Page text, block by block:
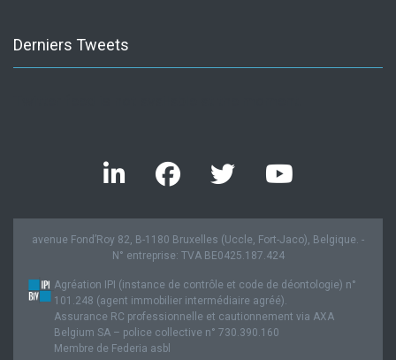
Derniers Tweets
avenue Fond’Roy 82, B-1180 Bruxelles (Uccle, Fort-Jaco), Belgique. -
N° entreprise: TVA BE0425.187.424
Agréation IPI (instance de contrôle et code de déontologie) n°
101.248 (agent immobilier intermédiaire agréé).
Assurance RC professionnelle et cautionnement via AXA
Belgium SA – police collective n° 730.390.160
Membre de Federia asbl